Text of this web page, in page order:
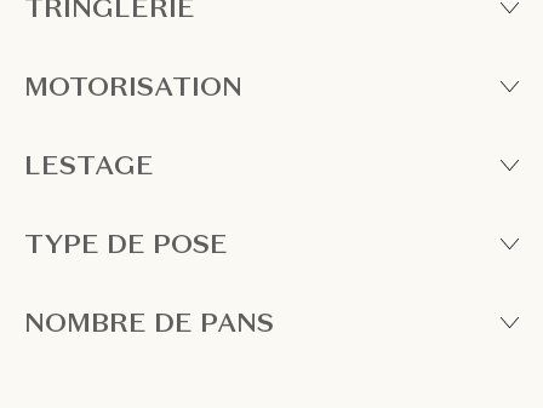
TRINGLERIE
MOTORISATION
LESTAGE
TYPE DE POSE
NOMBRE DE PANS